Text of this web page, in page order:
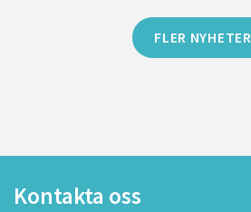
FLER NYHETER
Kontakta oss